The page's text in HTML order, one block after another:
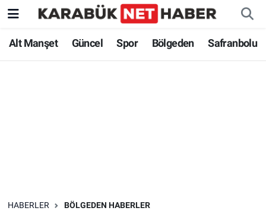
Alt Manşet Güncel Spor Bölgeden Safranbolu
HABERLER BÖLGEDEN HABERLER